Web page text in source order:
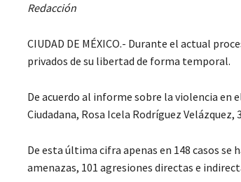
Redacción
CIUDAD DE MÉXICO.- Durante el actual
privados de su libertad de forma temporal.
De acuerdo al informe sobre la violencia en
Ciudadana, Rosa Icela Rodríguez
De esta última cifra apenas en 148 casos
amenazas, 101 agresiones directas e